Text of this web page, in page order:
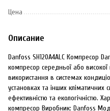
Цена
Описание
Danfoss SH120A4ALC Компресор
компресор середньої або
використання в системах
установках та інших кліматичних
ефективністю та екологічністю.
компресор Виробник: Danfoss